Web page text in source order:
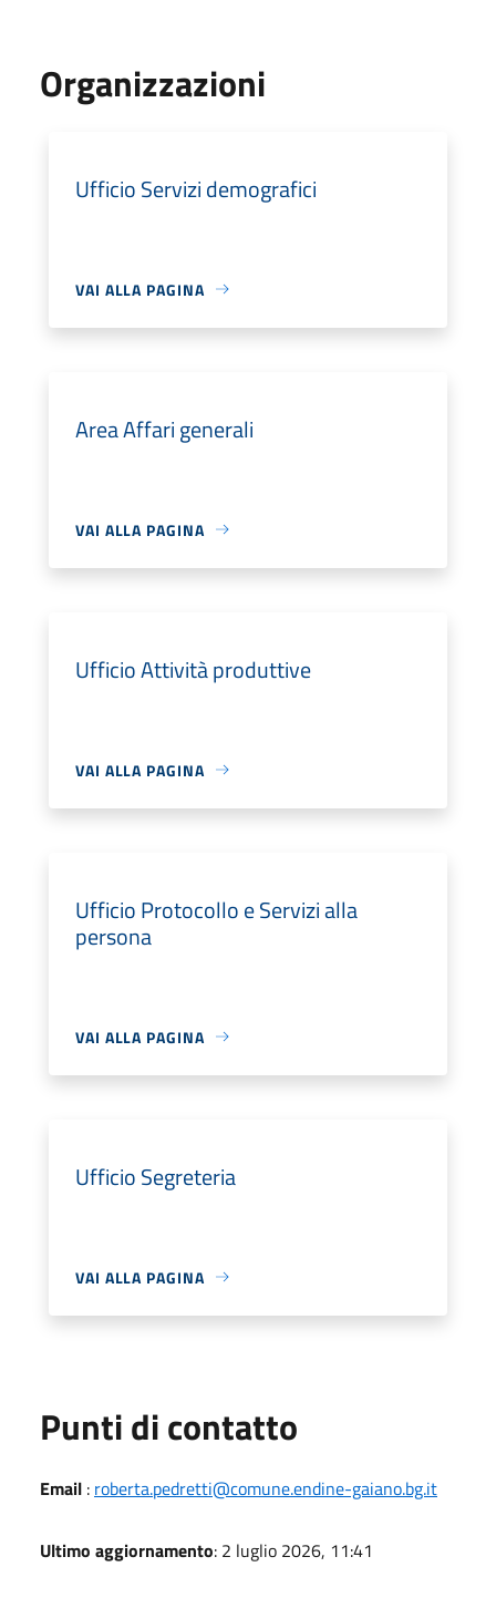
Organizzazioni
Ufficio Servizi demografici
VAI ALLA PAGINA
Area Affari generali
VAI ALLA PAGINA
Ufficio Attività produttive
VAI ALLA PAGINA
Ufficio Protocollo e Servizi alla
persona
VAI ALLA PAGINA
Ufficio Segreteria
VAI ALLA PAGINA
Punti di contatto
Email : roberta.pedretti@comune.endine-gaiano.bg.it
Ultimo aggiornamento: 2 luglio 2026, 11:41